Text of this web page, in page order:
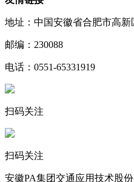
地址：中国安徽省合肥市高
邮编：230088
电话：0551-65331919
扫码关注
扫码关注
安徽PA集团交通应用技术股